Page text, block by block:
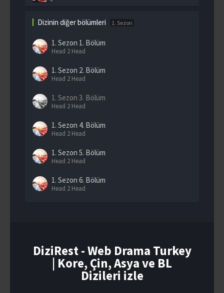
Dizinin diğer bölümleri 1. Sezon
1. Sezon 1. Bölüm
Head 2 Head
1. Sezon 2. Bölüm
Head 2 Head
1. Sezon 3. Bölüm
Head 2 Head
1. Sezon 4. Bölüm
Head 2 Head
1. Sezon 5. Bölüm
Head 2 Head
1. Sezon 6. Bölüm
Head 2 Head
1. Sezon9. Bölüm
Head 2 Head
DiziRest - Web Drama Turkey
| Kore, Çin, Asya ve BL
Dizileri izle